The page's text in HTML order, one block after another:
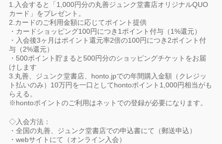
1.入会すると「1,000円分の丸善ジュンク堂書店オリジナルQUO
カード」をプレゼント。
2.カードのご利用金額に応じてポイント提供
・カードショッピング100円につき1ポイント付与（1%還元）
・入会後3ヶ月はポイント還元率2倍の100円につき2ポイント付
与（2%還元）
・500ポイント貯まると500円分のショッピングチケットをお届
けします
3.丸善、ジュンク堂書店、honto.jpでの年間購入金額（クレジッ
ト払いのみ）10万円を一口としてhontoポイント1,000円相当がも
らえる。
※hontoポイントのご利用はネットでの登録が必要になります。
◇入会方法：
・全国の丸善、ジュンク堂書店での申込書にて（郵送申込）
・webサイトにて（オンライン入会）